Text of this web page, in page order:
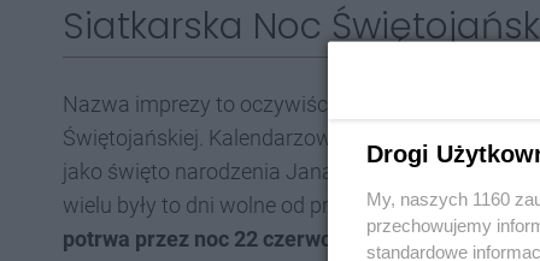
Siatkarska Noc
Nazwa imprezy to oczywiście gra słów, która ma
Świętojańskiej. Kalendarzowo noc wypada z 23
jako święto narodzenia Jana Chrzciciela), ale
wielu były to dni wolne od pracy czyli z soboty na
potrwa przez noc 22 czerwca
Drogi
My, naszych 1160
przechowujemy
standardowe